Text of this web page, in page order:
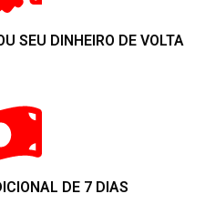
SEU DINHEIRO DE VOLTA
DE 7 DIAS